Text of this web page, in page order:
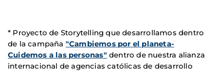
* Proyecto de Storytelling que desarrollamos dentro
de la campaña "Cambiemos por el planeta-
Cuidemos a las personas" dentro de nuestra alianza
internacional de agencias católicas de desarrollo